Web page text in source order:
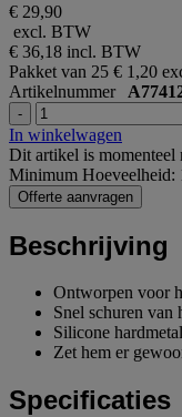
€ 29,90
excl. BTW
€ 36,18 incl. BTW
Pakket van 25 € 1,20
Artikelnummer
-
In winkelwagen
Dit artikel is momenteel
Minimum Hoeveelheid:
Offerte aanvragen
Beschrijving
Ontworpen voor
Snel schuren van
Silicone
Zet hem er
Specificaties